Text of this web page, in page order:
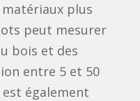
plus
peut mesurer
bois et des
entre 5 et 50
est également